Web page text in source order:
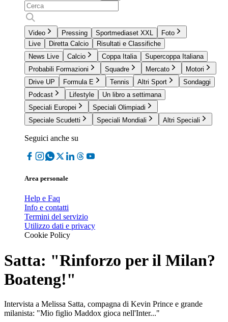
Video Pressing Sportmediaset XXL
Foto
Live
Diretta Calcio
Risultati e Classifiche
News Live
Calcio Coppa Italia
Supercoppa Italiana
Probabili Formazioni
Squadre Mercato
Motori
Drive UP
Formula E Tennis Altri Sport
Sondaggi
Podcast
Lifestyle
Un libro a settimana
Speciali Europei
Speciali Olimpiadi
Speciale Scudetti
Speciali Mondiali Altri Speciali
Seguici anche su
Area personale
Help e Faq
Info e contatti
Termini del servizio
Utilizzo dati e privacy
Cookie Policy
Satta: "Rinforzo per il Milan?
Boateng!"
Intervista a Melissa Satta, compagna di Kevin Prince e grande
milanista: "Mio figlio Maddox gioca nell'Inter..."